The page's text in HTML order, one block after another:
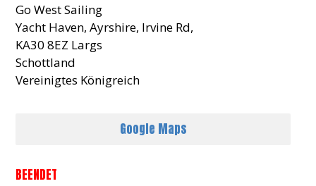
Go West Sailing
Yacht Haven, Ayrshire, Irvine Rd,
KA30 8EZ Largs
Schottland
Vereinigtes Königreich
Google Maps
BEENDET